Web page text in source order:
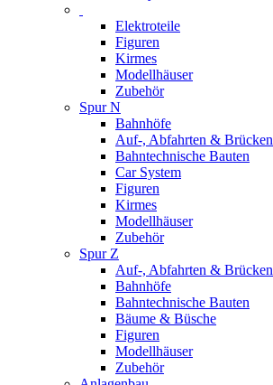
Elektroteile
Figuren
Kirmes
Modellhäuser
Zubehör
Spur N
Bahnhöfe
Auf-, Abfahrten & Brücken
Bahntechnische Bauten
Car System
Figuren
Kirmes
Modellhäuser
Zubehör
Spur Z
Auf-, Abfahrten & Brücken
Bahnhöfe
Bahntechnische Bauten
Bäume & Büsche
Figuren
Modellhäuser
Zubehör